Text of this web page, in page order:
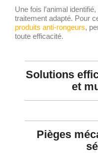
Une fois l’animal
traitement adapté. Pour
produits anti-rongeurs,
toute efficacité.
Solutions
et
Pièges